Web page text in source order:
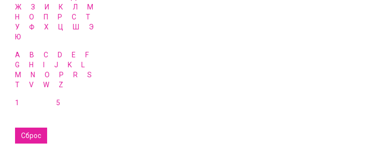
Ж
З И К Л
М
Н
О П Р С
Т
У
Ф Х Ц Ш
Э
Ю
A B C D E
F
G
H J K
L
M
N O P R
S
T
V W Z
1 5
Сброс